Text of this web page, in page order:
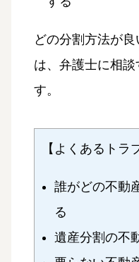
どの分割方法が
は、弁護士に相
す。
【よくあるトラ
誰がどの不動
る
遺産分割の不